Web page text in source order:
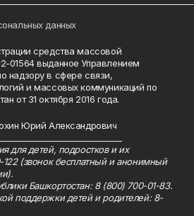
данных
средства массовой
выданное Управлением
надзору в сфере связи,
и массовых коммуникаций по
от 31 октября 2016 года.
Юрий Александрович
для детей, подростков и их
(звонок бесплатный и анонимный
Башкортостан: 8 (800) 700-01-83.
поддержки детей и родителей: 8-